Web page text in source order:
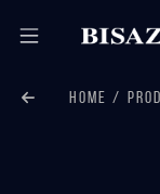
HOME